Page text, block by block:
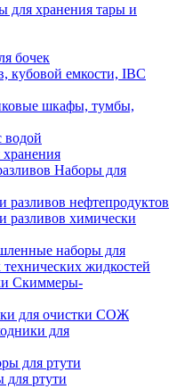
хранения тары и
бочек
кубовой емкости, IBC
шкафы, тумбы,
водой
Наборы для
нефтепродуктов
разливов химически
наборы для
жидкостей
Скиммеры-
для очистки СОЖ
для
для ртути